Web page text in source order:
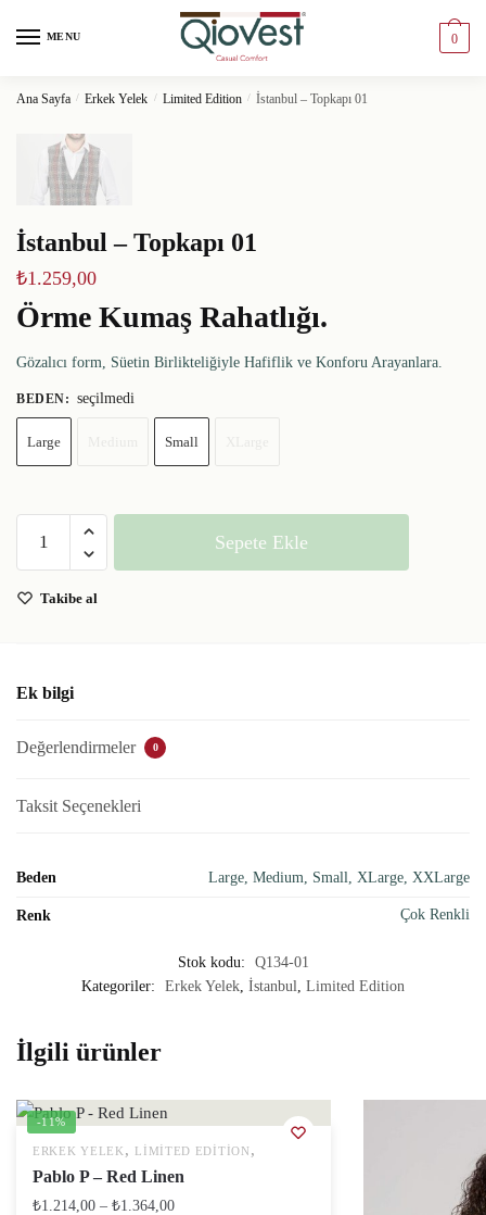
MENU 0
Ana Sayfa / Erkek Yelek / Limited Edition / İstanbul – Topkapı 01
İstanbul – Topkapı 01
₺1.259,00
Örme Kumaş Rahatlığı.
Gözalıcı form, Süetin Birlikteliğiyle Hafiflik ve Konforu Arayanlara.
BEDEN: seçilmedi
Large Small
Sepete Ekle
Takibe al
Ek bilgi
Değerlendirmeler 0
Taksit Seçenekleri
Beden Large, Medium, Small, XLarge, XXLarge
Renk Çok Renkli
Stok kodu:
Q134-01
Kategoriler:
Erkek Yelek, İstanbul, Limited Edition
İlgili ürünler
-11%
ERKEK YELEK , LIMITED EDITION ,
Pablo P – Red Linen
₺1.214,00 – ₺1.364,00